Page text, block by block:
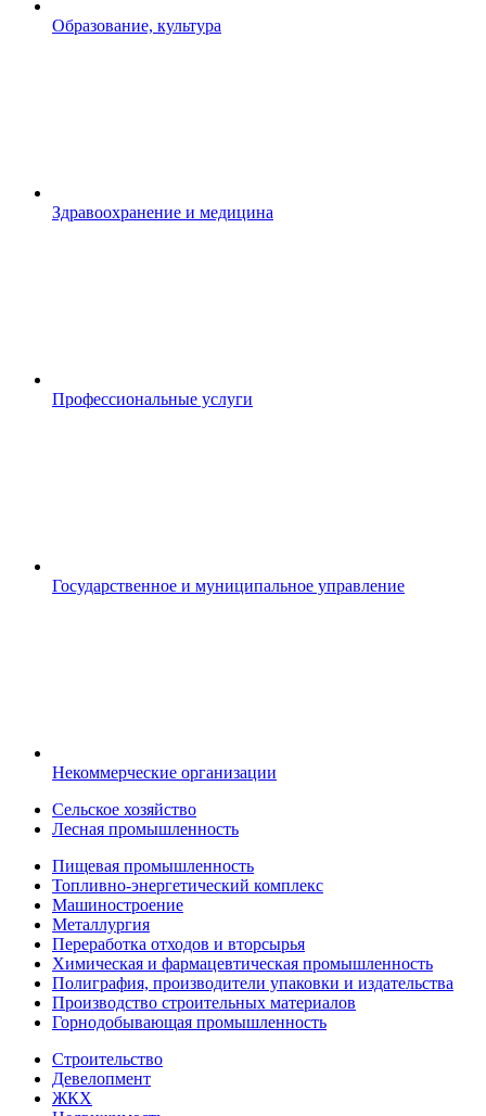
Образование, культура
Здравоохранение и медицина
Профессиональные услуги
Государственное и муниципальное управление
Некоммерческие организации
Сельское хозяйство
Лесная промышленность
Пищевая промышленность
Топливно-энергетический комплекс
Машиностроение
Металлургия
Переработка отходов и вторсырья
Химическая и фармацевтическая промышленность
Полиграфия, производители упаковки и издательства
Производство строительных материалов
Горнодобывающая промышленность
Строительство
Девелопмент
ЖКХ